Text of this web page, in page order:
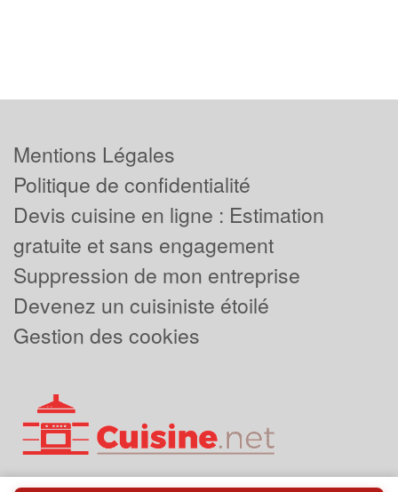
Mentions Légales
Politique de confidentialité
Devis cuisine en ligne : Estimation
gratuite et sans engagement
Suppression de mon entreprise
Devenez un cuisiniste étoilé
Gestion des cookies